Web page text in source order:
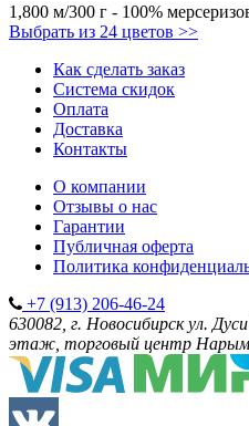
1,800 м/300 г - 100%
Выбрать из 24 цветов >>
Как сделать заказ
Система скидок
Оплата
Доставка
Контакты
О компании
Отзывы о нас
Гарантии
Публичная оферта
Политика
+7 (913) 206-46-24
630082, г. Новосибирск ул.
этаж, торговый центр